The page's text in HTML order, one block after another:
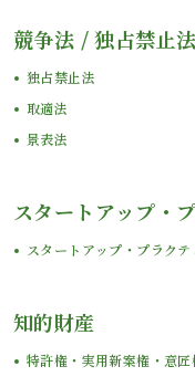
競争法 / 独占禁止法
独占禁止法
取適法
景表法
スタートアップ・
スタートアップ・プラクテ
知的財産
特許権・実用新案権・意